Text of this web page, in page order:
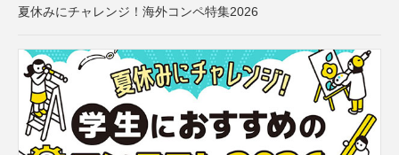
夏休みにチャレンジ！海外コンペ特集2026